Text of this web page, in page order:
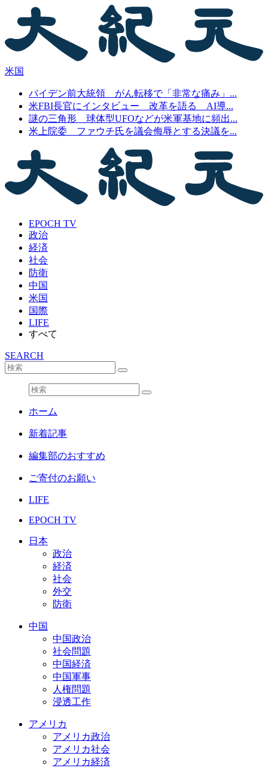
米国
バイデン前大統領 がん転移で「非常な痛み」...
米FBI長官にインタビュー 改革を語る AI導...
謎の三角形 球体型UFOなどが米軍基地に頻出...
米上院委 ファウチ氏を議会侮辱とする決議を...
EPOCH TV
政治
経済
社会
防衛
中国
米国
国際
LIFE
すべて
SEARCH
ホーム
新着記事
編集部のおすすめ
ご寄付のお願い
LIFE
EPOCH TV
日本
政治
経済
社会
外交
防衛
中国
中国政治
社会問題
中国経済
中国軍事
人権問題
浸透工作
アメリカ
アメリカ政治
アメリカ社会
アメリカ経済